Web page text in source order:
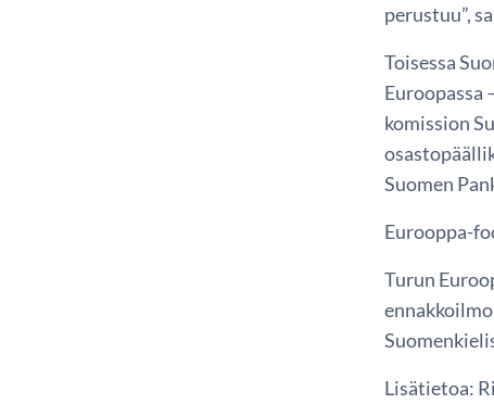
perustuu”,
Toisessa
Euroopassa
komission
Suomen
Eurooppa-
Turun
Lisätietoa: